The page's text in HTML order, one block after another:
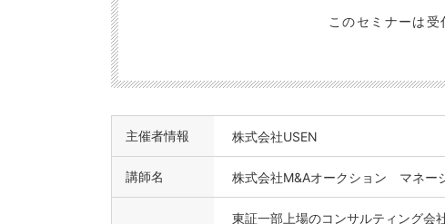
このセミナーは受
主催者情報 株式会社USEN
講師名 株式会社M&Aオークション マネー
東証一部上場のコンサルティング会